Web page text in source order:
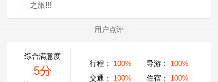
之旅!!!
用户点评
综合满意度
5分
行程： 100% 导游：
100%
交通：
100% 住宿： 100%